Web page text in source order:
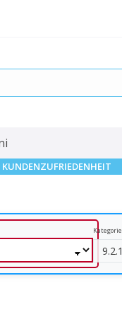
KUNDENZUFRIEDENHEIT
Kategorie